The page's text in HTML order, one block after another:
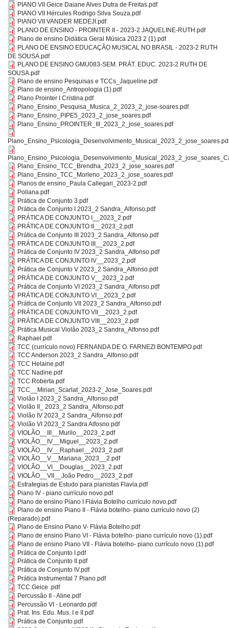
PIANO VII Geice Daiane Alves Dutra de Freitas.pdf
PIANO VII Hércules Rodrigo Silva Souza.pdf
PIANO VII VANDER MEDEJI.pdf
PLANO DE ENSINO - PROINTER II - 2023-2 JAQUELINE-RUTH.pdf
Plano de ensino Didática Geral Música 2023 2 (1).pdf
PLANO DE ENSINO EDUCAÇÃO MUSICAL NO BRASIL - 2023-2 RUTH
DE SOUSA.pdf
PLANO DE ENSINO GMU083-SEM. PRÁT. EDUC. 2023-2 RUTH DE
SOUSA.pdf
Plano de ensino Pesquisas e TCCs_Jaqueline.pdf
Plano de ensino_Antropologia (1).pdf
Plano Prointer I Cristina.pdf
Plano_Ensino_Pesquisa_Musica_2_2023_2_jose-soares.pdf
Plano_Ensino_PIPE5_2023_2_jose_soares.pdf
Plano_Ensino_PROINTER_III_2023_2_jose_soares.pdf
Plano_Ensino_TCC_Brendha_2023_2_jose_soares.pdf
Plano_Ensino_TCC_Morleno_2023_2_jose_soares.pdf
Planos de ensino_Paula Callegari_2023-2.pdf
Poliana.pdf
Prática de Conjunto 3.pdf
Prática de Conjunto I 2023_2 Sandra_Alfonso.pdf
PRÁTICA DE CONJUNTO I__2023_2.pdf
PRÁTICA DE CONJUNTO II__2023_2.pdf
Prática de Conjunto III 2023_2 Sandra_Alfonso.pdf
PRÁTICA DE CONJUNTO III__2023_2.pdf
Prática de Conjunto IV 2023_2 Sandra_Alfonso.pdf
PRÁTICA DE CONJUNTO IV__2023_2.pdf
Prática de Conjunto V 2023_2 Sandra_Alfonso.pdf
PRÁTICA DE CONJUNTO V__2023_2.pdf
Prática de Conjunto VI 2023_2 Sandra_Alfonso.pdf
PRÁTICA DE CONJUNTO VI__2023_2.pdf
Prática de Conjunto VII 2023_2 Sandra_Alfonso.pdf
PRÁTICA DE CONJUNTO VII__2023_2.pdf
PRÁTICA DE CONJUNTO VIII__2023_2.pdf
Prática Musical Violão 2023_2 Sandra_Alfonso.pdf
Raphael.pdf
TCC (currículo novo) FERNANDA DE O. FARNEZI BONTEMPO.pdf
TCC Anderson 2023_2 Sandra_Alfonso.pdf
TCC Helaine.pdf
TCC Nadine.pdf
TCC Roberta.pdf
TCC__Mirian_Scarlat_2023-2_Jose_Soares.pdf
Violão I 2023_2 Sandra_Alfonso.pdf
Violão II_ 2023_2 Sandra_Alfonso.pdf
Violão IV 2023_2 Sandra_Alfonso.pdf
Violão VI 2023_2 Sandra Alfosno.pdf
VIOLÃO__III__Murilo__2023_2.pdf
VIOLÃO__IV__Miguel__2023_2.pdf
VIOLÃO__IV__Raphael__2023_2.pdf
VIOLÃO__V__Mariana_2023__2.pdf
VIOLÃO__VI__Douglas__2023_2.pdf
VIOLÃO__VII__João Pedro__2023_2.pdf
Estrategias de Estudo para pianistas Flavia.pdf
Piano IV - piano currículo novo.pdf
Plano de ensino Piano I Flávia Botelho currículo novo.pdf
Plano de ensino Piano II - Flávia botelho- piano currículo novo (2)
(Reparado).pdf
Plano de Ensino Piano V- Flávia Botelho.pdf
Plano de ensino Piano VI - Flávia botelho- piano currículo novo (1).pdf
Plano de ensino Piano VII - Flávia botelho- piano currículo novo (1).pdf
Prática de Conjunto I.pdf
Prática de Conjunto II.pdf
Prática de Conjunto IV.pdf
Prática Instrumental 7 Piano.pdf
TCC Geice .pdf
Percussão II - Aline.pdf
Percussão VI - Leonardo.pdf
Prat. Ins. Edu. Mus. I e II.pdf
Prática de Conjunto.pdf